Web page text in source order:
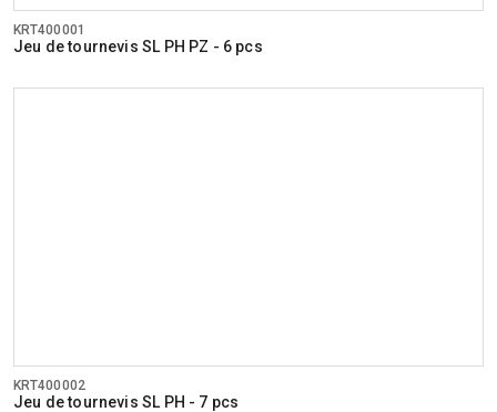
KRT400001
Jeu de tournevis SL PH PZ - 6 pcs
KRT400002
Jeu de tournevis SL PH - 7 pcs